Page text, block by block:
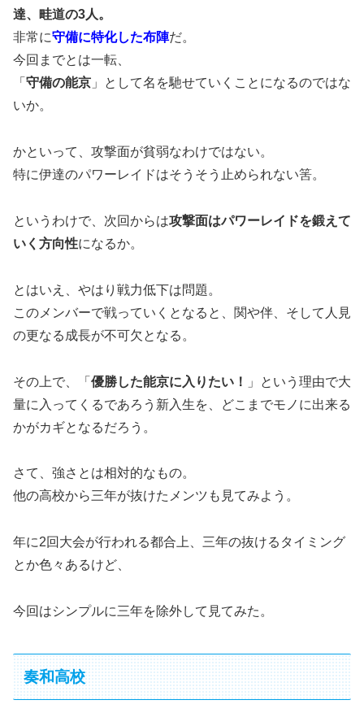
達、畦道の3人。
非常に守備に特化した布陣だ。
今回までとは一転、
「 守備の能京 」として名を馳せていくことになるのではな
いか。
かといって、攻撃面が貧弱なわけではない。
特に伊達のパワーレイドはそうそう止められない筈。
というわけで、次回からは攻撃面はパワーレイドを鍛えて
いく方向性になるか。
とはいえ、やはり戦力低下は問題。
このメンバーで戦っていくとなると、関や伴、そして人見
の更なる成長が不可欠となる。
その上で、「 優勝した能京に入りたい！
」という理由で大
量に入ってくるであろう新入生を、どこまでモノに出来る
かがカギとなるだろう。
さて、強さとは相対的なもの。
他の高校から三年が抜けたメンツも見てみよう。
年に2回大会が行われる都合上、三年の抜けるタイミング
とか色々あるけど、
今回はシンプルに三年を除外して見てみた。
奏和高校